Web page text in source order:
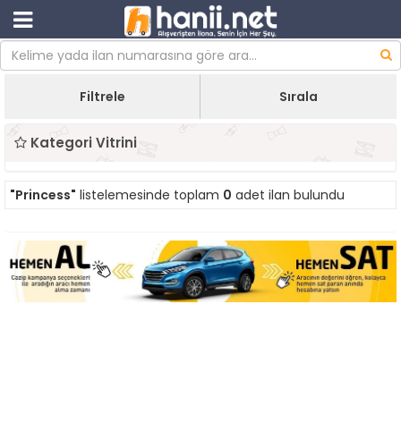
Filtrele Sırala
Kategori Vitrini
"Princess" listelemesinde toplam 0 adet ilan bulundu